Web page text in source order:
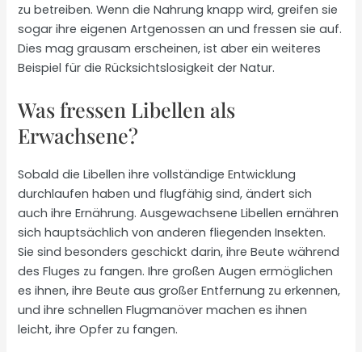
zu betreiben. Wenn die Nahrung knapp wird, greifen sie
sogar ihre eigenen Artgenossen an und fressen sie auf.
Dies mag grausam erscheinen, ist aber ein weiteres
Beispiel für die Rücksichtslosigkeit der Natur.
Was fressen Libellen als
Erwachsene?
Sobald die Libellen ihre vollständige Entwicklung
durchlaufen haben und flugfähig sind, ändert sich
auch ihre Ernährung. Ausgewachsene Libellen ernähren
sich hauptsächlich von anderen fliegenden Insekten.
Sie sind besonders geschickt darin, ihre Beute während
des Fluges zu fangen. Ihre großen Augen ermöglichen
es ihnen, ihre Beute aus großer Entfernung zu erkennen,
und ihre schnellen Flugmanöver machen es ihnen
leicht, ihre Opfer zu fangen.